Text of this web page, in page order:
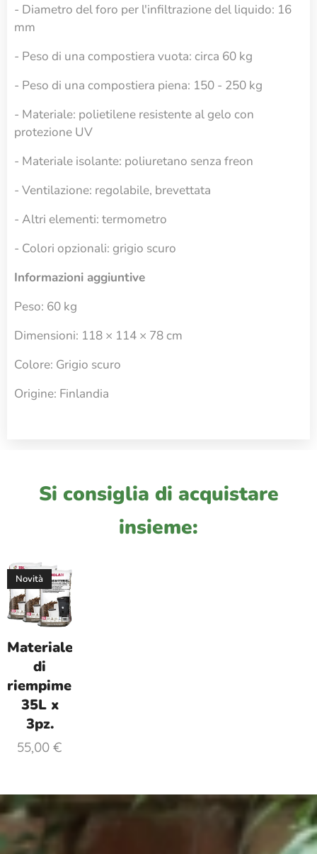
- Diametro del foro per l'infiltrazione del liquido: 16
mm
- Peso di una compostiera vuota: circa 60 kg
- Peso di una compostiera piena: 150 - 250 kg
- Materiale: polietilene resistente al gelo con
protezione UV
- Materiale isolante: poliuretano senza freon
- Ventilazione: regolabile, brevettata
- Altri elementi: termometro
- Colori opzionali: grigio scuro
Informazioni aggiuntive
Peso: 60 kg
Dimensioni: 118 × 114 × 78 cm
Colore: Grigio scuro
Origine: Finlandia
Si consiglia di acquistare
insieme:
Materiale
di
riempimento
35L x
3pz.
Novità
55,00 €